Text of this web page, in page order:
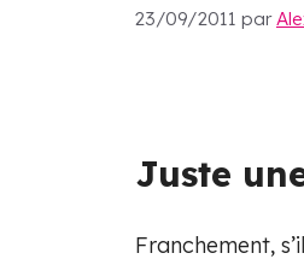
23/09/2011 par
Juste
Franchement,